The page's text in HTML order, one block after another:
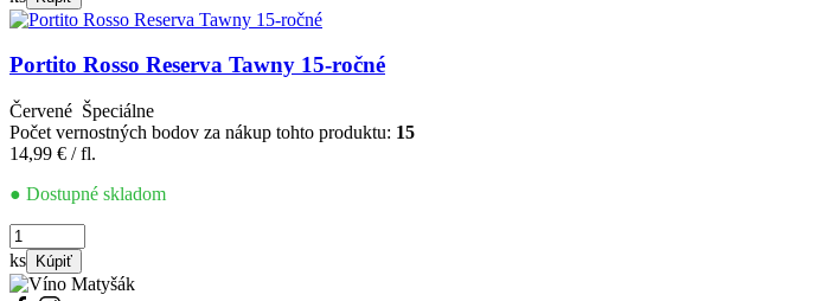
Rosso
10-
ročné
Portito Rosso Reserva Tawny 15-ročné
Červené Špeciálne
Počet vernostných bodov za nákup tohto produktu: 15
14,99 € / fl.
● Dostupné skladom
množstvo
Portito
Rosso
ks Kúpiť